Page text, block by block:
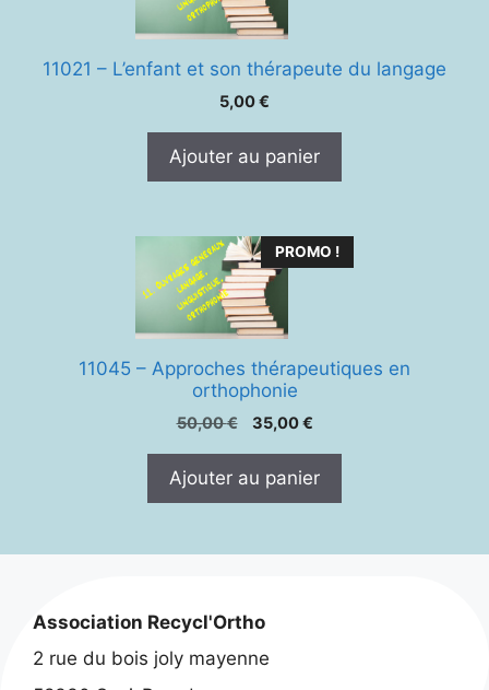
11021 – L’enfant et son thérapeute du langage
5,00€
Ajouter au panier
PROMO !
11045 – Approches thérapeutiques en
orthophonie
50,00€
Le
était :
35,00€Le
est :
Ajouter au panier
Association Recycl'Ortho
2 rue du bois joly mayenne